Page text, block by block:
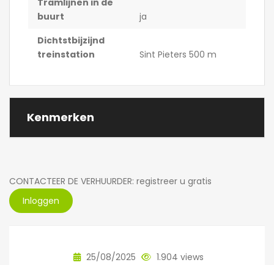
Tramlijnen in de
buurt
ja
Dichtstbijzijnd
treinstation
Sint Pieters 500 m
Kenmerken
CONTACTEER DE VERHUURDER: registreer u gratis
Inloggen
25/08/2025 1.904 views